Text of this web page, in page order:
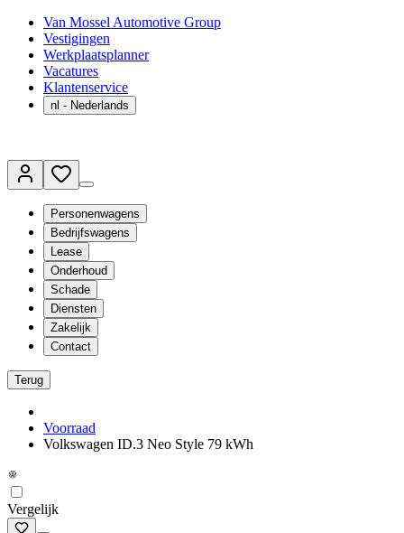
Van Mossel Automotive Group
Vestigingen
Werkplaatsplanner
Vacatures
Klantenservice
nl - Nederlands
Personenwagens
Bedrijfswagens
Lease
Onderhoud
Schade
Diensten
Zakelijk
Contact
Terug
Voorraad
Volkswagen ID.3 Neo Style 79 kWh
Vergelijk